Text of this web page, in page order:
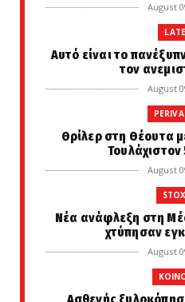
August
Αυτό είναι το
τον
August
Θρίλερ στη Θέουτα
August
Νέα ανάφλεξη στη
χτύπησαν
August